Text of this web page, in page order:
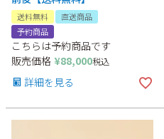
送料無料
直送商品
予約商品
こちらは予約商品です
販売価格 ¥88,000税込
詳細を見る